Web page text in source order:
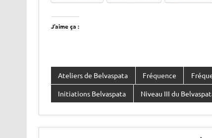
J’aime ça :
Ateliers de Belvaspata Fréquence
Initiations Belvaspata Niveau III du